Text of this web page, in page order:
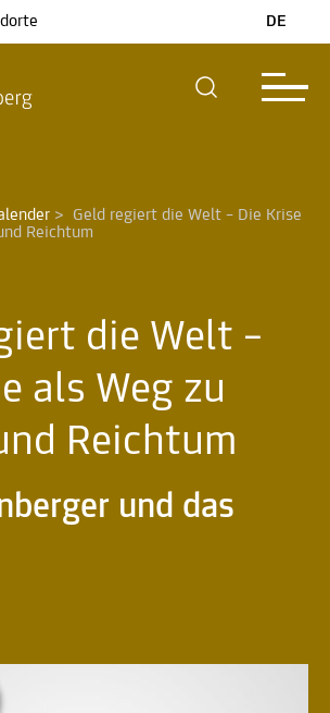
DE
> Geld regiert die Welt – Die Krise
Reichtum
die Welt –
als Weg zu
Reichtum
und das